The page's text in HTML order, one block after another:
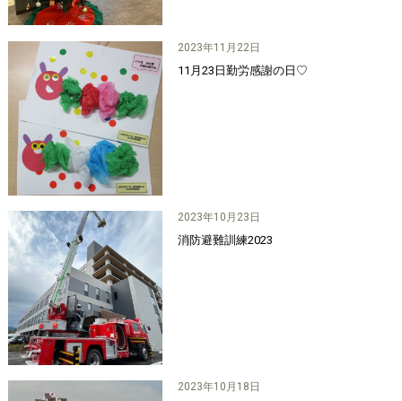
2023年11月22日
11月23日勤労感謝の日♡
2023年10月23日
消防避難訓練2023
2023年10月18日